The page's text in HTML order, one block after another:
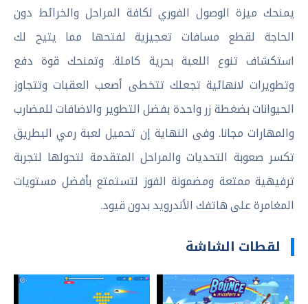
يمنحك ميزة الوصول الفوري لكافة المراحل والخرائط دون
الحاجة لقطع مسافات تعجيزية لفتحها مما يتيح لك
استكشاف تنوع اللعبة بحرية كاملة. وتمنحك قوة دفع
وتطويرات لانهائية تجعلك تتخطى أصعب العقبات وتتجاوز
الحيوانات بضغطة زر واحدة بفضل التطوير والاضافات للمضارب
والمهارات مجانا. وفى النهاية إن تحميل لعبة رمي البطريق
تكسر صعوبة التحديات والمراحل المتقدمة لتحولها لتجربة
ترفيهية ممتعة ومضمونة الفوز لتستمتع بأفضل مستويات
المغامرة على هاتفك الأندرويد بدون قيود.
لقطات الشاشة